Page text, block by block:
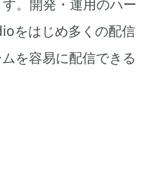
。開発・運用のハー
をはじめ多くの配信
を容易に配信できる